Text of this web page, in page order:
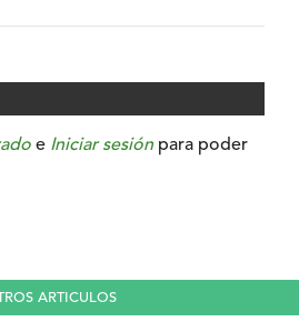
e Iniciar sesión para poder
ARTICULOS